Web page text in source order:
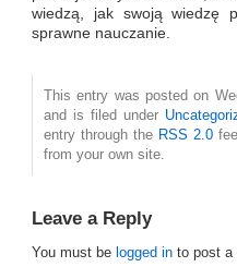
wiedzą, jak swoją wiedzę
sprawne nauczanie.
This entry was posted on
and is filed under
entry through the RSS 2.0
from your own site.
Leave a Reply
You must be logged in to post a